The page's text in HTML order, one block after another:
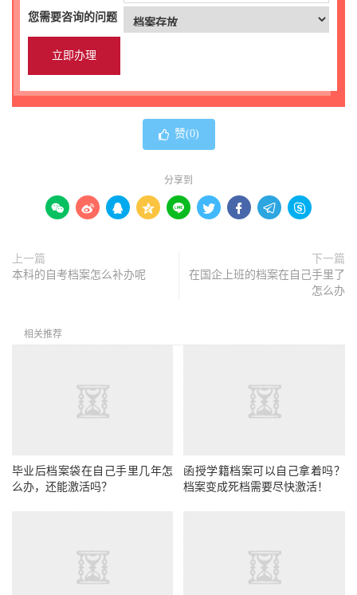
您需要咨询的问题
赞(0)
分享到
        
上一篇
本科的自考档案怎么补办呢
下一篇
在国企上班的档案在自己手里了
怎么办
相关推荐
毕业后档案袋在自己手里几年怎
么办，还能激活吗？
函授学籍档案可以自己拿着吗？
档案变成死档需要尽快激活！